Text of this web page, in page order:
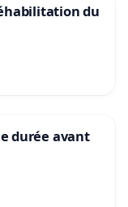
du
durée avant